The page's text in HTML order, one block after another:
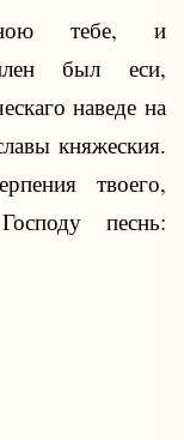
тебе, и
был еси,
наведе на
княжеския.
твоего,
песнь: